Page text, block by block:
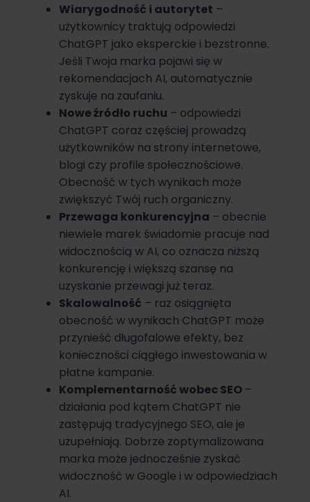
Wiarygodność i autorytet –
użytkownicy traktują odpowiedzi
ChatGPT jako eksperckie i bezstronne.
Jeśli Twoja marka pojawi się w
rekomendacjach AI, automatycznie
zyskuje na zaufaniu.
Nowe źródło ruchu – odpowiedzi
ChatGPT coraz częściej prowadzą
użytkowników na strony internetowe,
blogi czy profile społecznościowe.
Obecność w tych wynikach może
zwiększyć Twój ruch organiczny.
Przewaga konkurencyjna – obecnie
niewiele marek świadomie pracuje nad
widocznością w AI, co oznacza niższą
konkurencję i większą szansę na
uzyskanie przewagi już teraz.
Skalowalność – raz osiągnięta
obecność w wynikach ChatGPT może
przynieść długofalowe efekty, bez
konieczności ciągłego inwestowania w
płatne kampanie.
Komplementarność wobec SEO –
działania pod kątem ChatGPT nie
zastępują tradycyjnego SEO, ale je
uzupełniają. Dobrze zoptymalizowana
marka może jednocześnie zyskać
widoczność w Google i w odpowiedziach
AI.